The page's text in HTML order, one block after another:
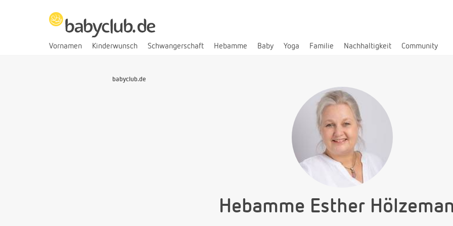
Vornamen Kinderwunsch Schwangerschaft Hebamme Baby Yoga Familie Nachhaltigkeit Community
babyclub.de
Hebamme Esther